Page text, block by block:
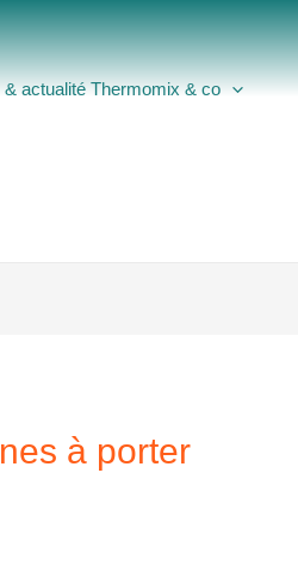
actualité Thermomix & co
à porter